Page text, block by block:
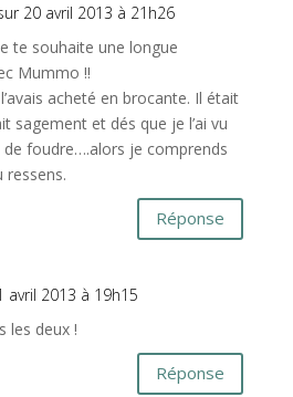
20 avril 2013 à 21h26
te souhaite une longue
Mummo !!
acheté en brocante. Il était
sagement et dés que je l’ai vu
de foudre….alors je comprends
ressens.
Réponse
avril 2013 à 19h15
les deux !
Réponse